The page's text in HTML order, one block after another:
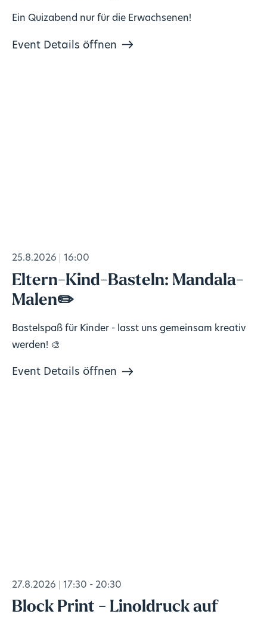
Ein Quizabend nur für die Erwachsenen!
Event Details öffnen
25.8.2026 16:00
Eltern-Kind-Basteln: Mandala-
Malen✏️
Bastelspaß für Kinder - lasst uns gemeinsam kreativ
werden! 🎨
Event Details öffnen
27.8.2026 17:30 - 20:30
Block Print - Linoldruck auf